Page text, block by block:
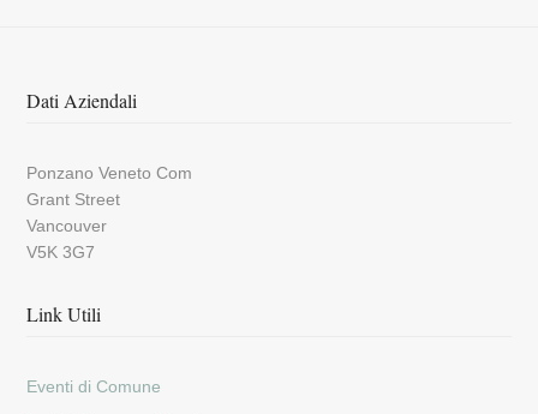
Dati Aziendali
Ponzano Veneto Com
Grant Street
Vancouver
V5K 3G7
Link Utili
Eventi di Comune